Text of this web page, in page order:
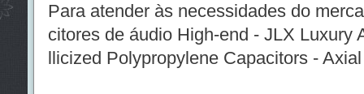
Para atender às necessidades do
citores de áudio High-end - JLX Luxury
llicized Polypropylene Capacitors - Axial